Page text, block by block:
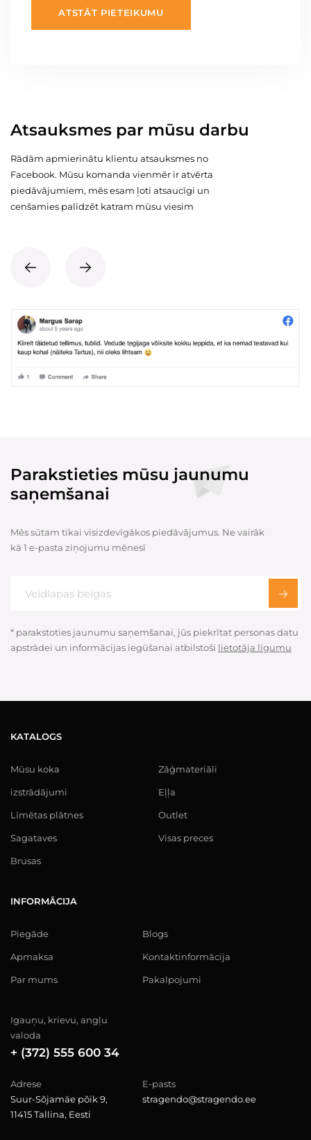
ATSTĀT PIETEIKUMU
Atsauksmes par mūsu darbu
Rādām apmierinātu klientu atsauksmes no
Facebook. Mūsu komanda vienmēr ir atvērta
piedāvājumiem, mēs esam ļoti atsaucīgi un
cenšamies palīdzēt katram mūsu viesim
Parakstieties mūsu jaunumu
saņemšanai
Mēs sūtam tikai visizdevīgākos piedāvājumus. Ne vairāk
kā 1 e-pasta ziņojumu mēnesī
* parakstoties jaunumu saņemšanai, jūs piekrītat personas datu
apstrādei un informācijas iegūšanai atbilstoši lietotāja līgumu
KATALOGS
Mūsu koka
izstrādājumi
Līmētas plātnes
Sagataves
Brusas
Zāģmateriāli
Eļļa
Outlet
Visas preces
INFORMĀCIJA
Piegāde
Apmaksa
Par mums
Blogs
Kontaktinformācija
Pakalpojumi
Igauņu, krievu, angļu
valoda
+ (372) 555 600 34
Adrese
Suur-Sõjamäe põik 9,
11415 Tallina, Eesti
E-pasts
stragendo@stragendo.ee